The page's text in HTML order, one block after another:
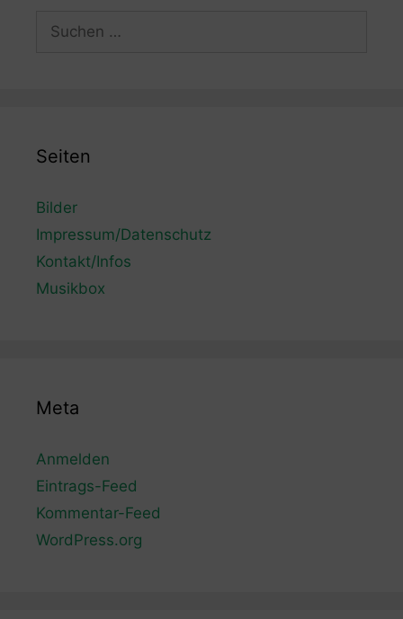
Seiten
Bilder
Impressum/Datenschutz
Kontakt/Infos
Musikbox
Meta
Anmelden
Eintrags-Feed
Kommentar-Feed
WordPress.org